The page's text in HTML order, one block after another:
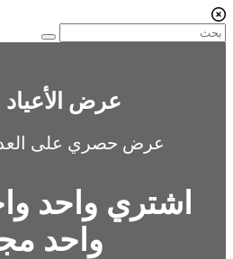
عرض الأعياد
عرض حصري على
اشتري واحد
واحد